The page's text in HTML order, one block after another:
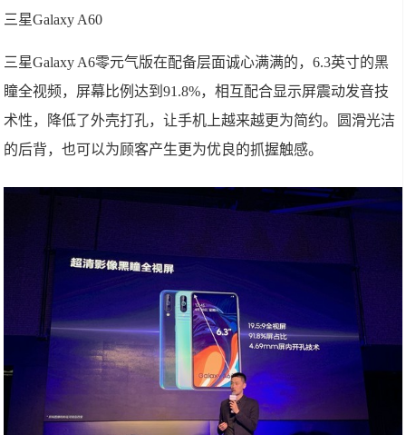
三星Galaxy A60
三星Galaxy A6零元气版在配备层面诚心满满的，6.3英寸的黑
瞳全视频，屏幕比例达到91.8%，相互配合显示屏震动发音技
术性，降低了外壳打孔，让手机上越来越更为简约。圆滑光洁
的后背，也可以为顾客产生更为优良的抓握触感。